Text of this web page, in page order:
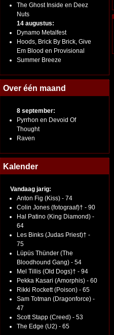
The Ghost Inside en Deez
Nuts
14 augustus:
Dynamo Metalfest
Hoods, Brick By Brick, Give
Em Blood en Provisional
Summer Breeze
Over één maand
8 september:
Pyrrhon en Devoid Of
Thought
Raven
Kalender
Vandaag jarig:
Anton Fig (Kiss) - 74
Colin Jones (fotograaf)† - 90
Hal Patino (King Diamond) -
64
Les Binks (Judas Priest)† -
75
Lüpüs Thünder (The
Bloodhound Gang) - 54
Mel Tillis (Old Dogs)† - 94
Pekka Kasari (Amorphis) - 60
Rikki Rockett (Poison) - 65
Sam Totman (Dragonforce) -
47
Scott Stapp (Creed) - 53
The Edge (U2) - 65